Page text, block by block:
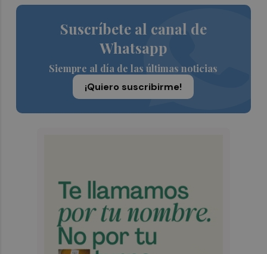
Suscríbete al canal de
Whatsapp
Siempre al día de las últimas noticias
¡Quiero suscribirme!